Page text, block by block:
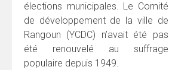
élections municipales. Le Comité
de développement de la ville de
Rangoun (YCDC) n’avait été pas
été renouvelé au suffrage
populaire depuis 1949.